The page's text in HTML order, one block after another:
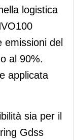
logistica
emissioni del
al 90%.
applicata
sia per il
Gdss